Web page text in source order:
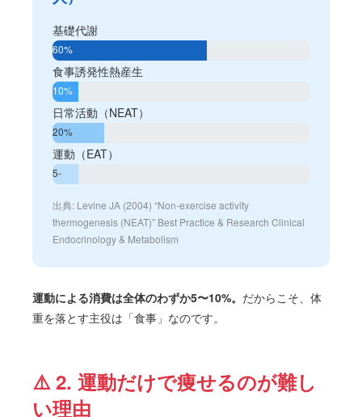
基礎代謝
60%
食事誘発性熱産生
10%
日常活動（NEAT）
20%
運動（EAT）
5-
出典: Levine JA (2004) “Non-exercise activity
thermogenesis (NEAT)” Best Practice & Research Clinical
Endocrinology & Metabolism
運動による消費は全体のわずか5〜10%。 だからこそ、体
重を落とす主役は「食事」なのです。
⚠️ 2. 運動だけで痩せるのが難し
い理由